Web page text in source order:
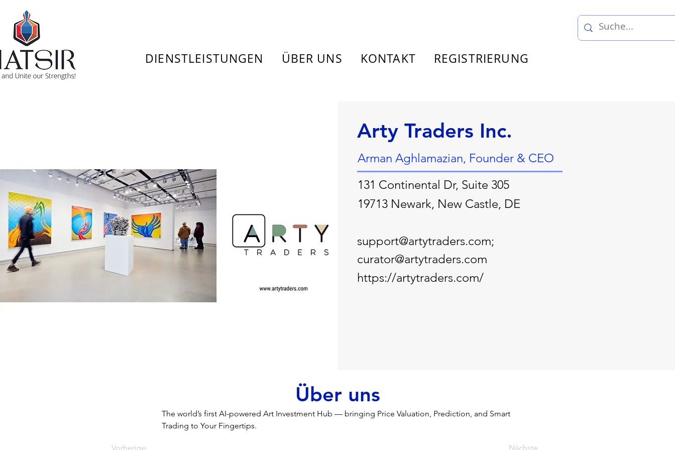
DIENSTLEISTUNGEN ÜBER UNS KONTAKT REGISTRIERUNG
Arty Traders Inc.
Arman Aghlamazian, Founder & CEO
131 Continental Dr, Suite 305
19713 Newark, New Castle, DE
support@artytraders.com;
curator@artytraders.com
https://artytraders.com/
Über uns
The world’s first AI-powered Art Investment Hub — bringing Price Valuation, Prediction, and Smart
Trading to Your Fingertips.
Vorherige Nächste